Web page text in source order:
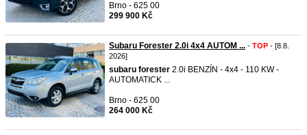
Brno - 625 00
299 900 Kč
Subaru Forester 2.0i 4x4 AUTOM ... - TOP - [8.8.
2026]
subaru forester 2.0i BENZÍN - 4x4 - 110 KW -
AUTOMATICK ...
Brno - 625 00
264 000 Kč